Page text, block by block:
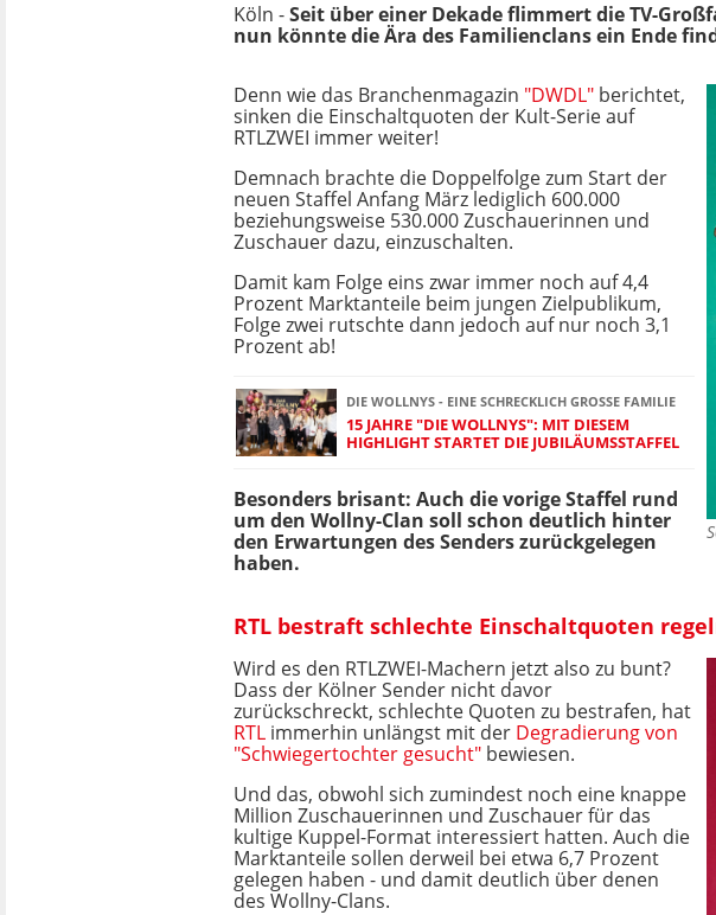
Köln -Seit über einer Dekade flimmert die TV-
nun könnte die Ära des Familienclans ein Ende
Denn wie das Branchenmagazin "DWDL" berichtet,
sinken die Einschaltquoten der Kult-Serie auf
RTLZWEI immer weiter!
Demnach brachte die Doppelfolge zum Start der
neuen Staffel Anfang März lediglich 600.000
beziehungsweise 530.000 Zuschauerinnen und
Zuschauer dazu, einzuschalten.
Damit kam Folge eins zwar immer noch auf 4,4
Prozent Marktanteile beim jungen Zielpublikum,
Folge zwei rutschte dann jedoch auf nur noch 3,1
Prozent ab!
DIE WOLLNYS - EINE SCHRECKLICH GROSSE FAMILIE
15 JAHRE "DIE WOLLNYS": MIT DIESEM
HIGHLIGHT STARTET DIE JUBILÄUMSSTAFFEL
Besonders brisant: Auch die vorige Staffel rund
um den Wollny-Clan soll schon deutlich hinter
den Erwartungen des Senders zurückgelegen
haben.
RTL bestraft schlechte Einschaltquoten
Wird es den RTLZWEI-Machern jetzt also zu bunt?
Dass der Kölner Sender nicht davor
zurückschreckt, schlechte Quoten zu bestrafen, hat
RTL immerhin unlängst mit der Degradierung von
"Schwiegertochter gesucht" bewiesen.
Und das, obwohl sich zumindest noch eine knappe
Million Zuschauerinnen und Zuschauer für das
kultige Kuppel-Format interessiert hatten. Auch die
Marktanteile sollen derweil bei etwa 6,7 Prozent
gelegen haben - und damit deutlich über denen
des Wollny-Clans.